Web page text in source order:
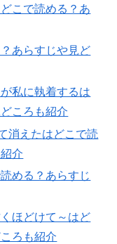
こで読める？あ
あらすじや見ど
私に執着するは
ころも紹介
消えたはどこで読
介
める？あらすじ
ほどけて～はど
ろも紹介